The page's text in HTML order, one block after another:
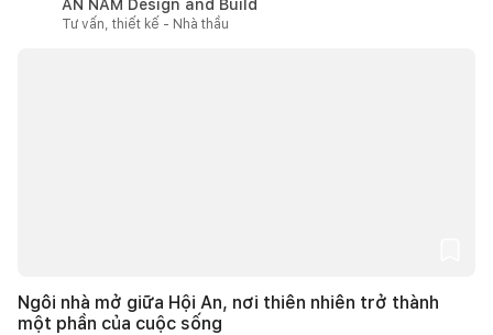
AN NAM Design and Build
Tư vấn, thiết kế - Nhà thầu
Ngôi nhà mở giữa Hội An, nơi thiên nhiên trở thành
một phần của cuộc sống